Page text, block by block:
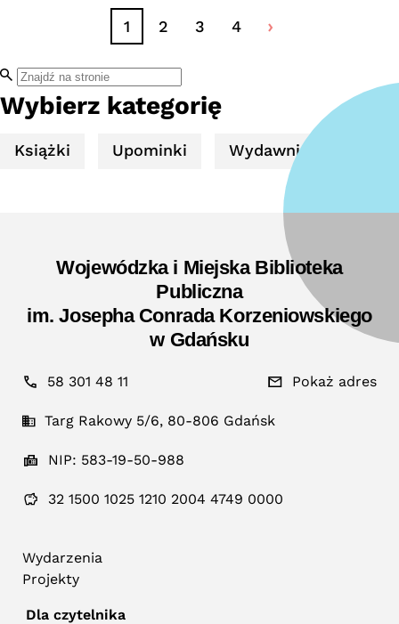
Przyroda
i
Środkowego
1 2 3 4
Wybierz kategorię
Książki Upominki Wydawnictwa
Wojewódzka i Miejska Biblioteka
Publiczna
im. Josepha Conrada Korzeniowskiego
w Gdańsku
58 301 48 11 Pokaż adres
Targ Rakowy 5/6, 80-806 Gdańsk
NIP: 583-19-50-988
32 1500 1025 1210 2004 4749 0000
Wydarzenia
Projekty
Dla czytelnika